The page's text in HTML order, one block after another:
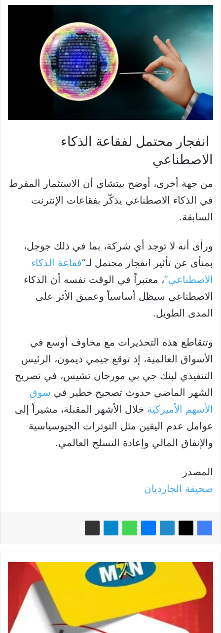
انفجار محتمل لفقاعة الذكاء
الاصطناعي
من جهة أخرى، أوضح بيتشاي أن الاستثمار المفرط
في الذكاء الاصطناعي يذكّر بفقاعات الإنترنت
السابقة.
ورأى أنه لا توجد أي شركة، بما في ذلك جوجل،
بمنأى عن تأثير انفجار محتمل لـ“فقاعة الذكاء
الاصطناعي”، معتبراً في الوقت نفسه أن الذكاء
الاصطناعي سيظل أساسياً وعميق الأثر على
المدى الطويل.
وتتقاطع هذه التحذيرات مع مخاوف أوسع في
الأسواق العالمية، إذ توقع جيمي ديمون، الرئيس
التنفيذي لبنك جي بي مورجان تشيس، في تصريح
الشهر الماضي حدوث تصحيح خطير في سوق
الأسهم الأميركية خلال الأشهر المقبلة، مشيراً إلى
عوامل عدم اليقين مثل التوترات الجيوسياسية
والإنفاق المالي وإعادة التسلح العالمي.
المصدر
صحيفة الجارديان
مسبوق
في